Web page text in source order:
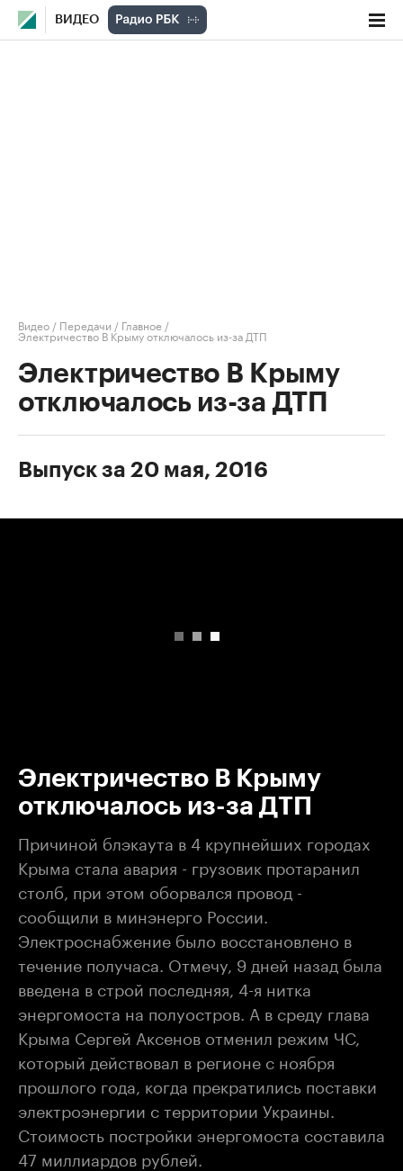
ВИДЕО
Видео / Передачи / Главное /
Электричество В Крыму отключалось из-за ДТП
Электричество В Крыму
отключалось из-за ДТП
Выпуск за 20 мая, 2016
Электричество В Крыму
отключалось из-за ДТП
Причиной блэкаута в 4 крупнейших городах
Крыма стала авария - грузовик протаранил
столб, при этом оборвался провод -
сообщили в минэнерго России.
Электроснабжение было восстановлено в
течение получаса. Отмечу, 9 дней назад была
введена в строй последняя, 4-я нитка
энергомоста на полуостров. А в среду глава
Крыма Сергей Аксенов отменил режим ЧС,
который действовал в регионе с ноября
прошлого года, когда прекратились поставки
электроэнергии с территории Украины.
Стоимость постройки энергомоста составила
47 миллиардов рублей.